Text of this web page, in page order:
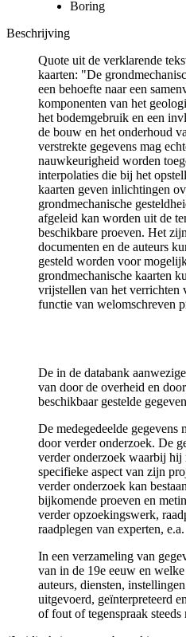
Boring
Beschrijving
Quote uit de verklarende
kaarten: "De
een behoefte naar een
komponenten van het
het bodemgebruik en een
de bouw en het onderhoud
verstrekte gegevens mag
nauwkeurigheid worden
interpolaties die bij het
kaarten geven inlichtingen
grondmechanische
afgeleid kan worden uit de
beschikbare proeven. Het
documenten en de auteurs
gesteld worden voor
grondmechanische kaarten
vrijstellen van het verrichten
functie van welomschreven
De in de databank
van door de overheid en
beschikbaar gestelde
De medegedeelde gegevens
door verder onderzoek. De
verder onderzoek waarbij hij
specifieke aspect van zijn
verder onderzoek kan
bijkomende proeven en
verder opzoekingswerk,
raadplegen van experten, e.a.
In een verzameling van
van in de 19e eeuw en
auteurs, diensten,
uitgevoerd, geïnterpreteerd
of fout of tegenspraak